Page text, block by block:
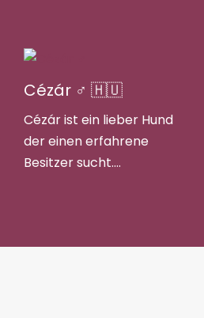
Cézár ♂ 🇭🇺
Cézár ist ein lieber Hund
der einen erfahrene
Besitzer sucht.…